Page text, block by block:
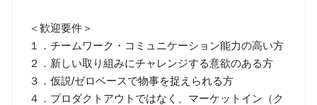
＜歓迎要件＞
１．チームワーク・コミュニケーション能力の高い方
２．新しい取り組みにチャレンジする意欲のある方
３．仮説/ゼロベースで物事を捉えられる方
４．プロダクトアウトではなく、マーケットイン（ク